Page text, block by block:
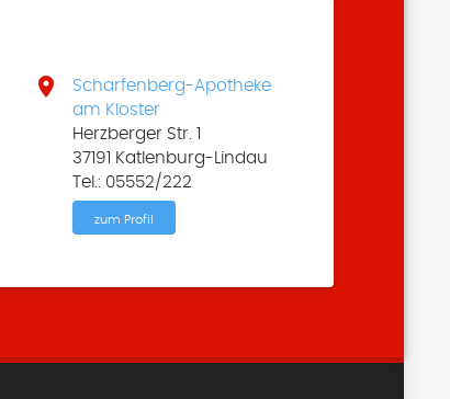

Scharfenberg-Apotheke
am Kloster
Herzberger Str. 1
37191 Katlenburg-Lindau
Tel.: 05552/222
zum Profil